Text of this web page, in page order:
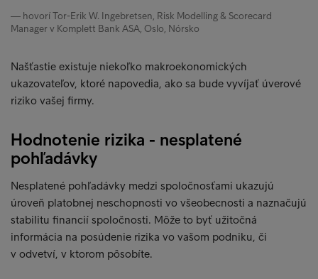
hovorí Tor-Erik W. Ingebretsen, Risk Modelling & Scorecard
Manager v Komplett Bank ASA, Oslo, Nórsko
Našťastie existuje niekoľko makroekonomických
ukazovateľov, ktoré napovedia, ako sa bude vyvíjať úverové
riziko vašej firmy.
Hodnotenie rizika - nesplatené
pohľadávky
Nesplatené pohľadávky medzi spoločnosťami ukazujú
úroveň platobnej neschopnosti vo všeobecnosti a naznačujú
stabilitu financií spoločnosti. Môže to byť užitočná
informácia na posúdenie rizika vo vašom podniku, či
v odvetví, v ktorom pôsobíte.